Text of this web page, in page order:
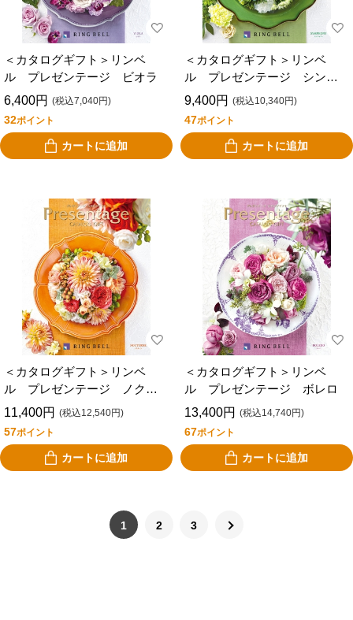
＜カタログギフト＞リンベ
ル プレゼンテージ ビオラ
6,400円 (税込7,040円)
32ポイント
カートに追加
＜カタログギフト＞リンベ
ル プレゼンテージ シンフ
ォニー
9,400円 (税込10,340円)
47ポイント
カートに追加
＜カタログギフト＞リンベ
ル プレゼンテージ ノクタ
ーン
11,400円 (税込12,540円)
57ポイント
カートに追加
＜カタログギフト＞リンベ
ル プレゼンテージ ボレロ
13,400円 (税込14,740円)
67ポイント
カートに追加
1 2 3